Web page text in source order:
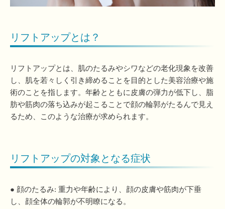
リフトアップとは？
リフトアップとは、肌のたるみやシワなどの老化現象を改善
し、肌を若々しく引き締めることを目的とした美容治療や施
術のことを指します。年齢とともに皮膚の弾力が低下し、脂
肪や筋肉の落ち込みが起こることで顔の輪郭がたるんで見え
るため、このような治療が求められます。
リフトアップの対象となる症状
● 顔のたるみ: 重力や年齢により、顔の皮膚や筋肉が下垂
し、顔全体の輪郭が不明瞭になる。